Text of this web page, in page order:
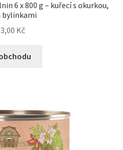
6 x 800 g – kuřecí s okurkou,
bylinkami
Kč